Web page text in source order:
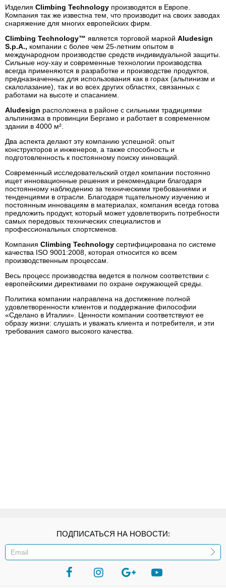
Изделия Climbing Technology производятся в Европе.
Компания так же известна тем, что производит на своих заводах
снаряжение для многих европейских фирм.
Climbing Technology™ является торговой маркой Aludesign
S.p.A., компании с более чем 25-летним опытом в
международном производстве средств индивидуальной защиты.
Сильные ноу-хау и современные технологии производства
всегда применяются в разработке и производстве продуктов,
предназначенных для использования как в горах (альпинизм и
скалолазание), так и во всех других областях, связанных с
работами на высоте и спасанием.
Aludesign расположена в районе с сильными традициями
альпинизма в провинции Бергамо и работает в современном
здании в 4000 м².
Два аспекта делают эту компанию успешной: опыт
конструкторов и инженеров, а также способность и
подготовленность к постоянному поиску инноваций.
Современный исследовательский отдел компании постоянно
ищет инновационные решения и рекомендации благодаря
постоянному наблюдению за техническими требованиями и
тенденциями в отрасли. Благодаря тщательному изучению и
постоянным инновациям в материалах, компания всегда готова
предложить продукт, который может удовлетворить потребности
самых передовых технических специалистов и
профессиональных спортсменов.
Компания Climbing Technology сертифицирована по системе
качества ISO 9001:2008, которая относится ко всем
производственным процессам.
Весь процесс производства ведется в полном соответствии с
европейскими директивами по охране окружающей среды.
Политика компании направлена на достижение полной
удовлетворенности клиентов и поддержание философии
«Сделано в Италии». Ценности компании соответствуют ее
образу жизни: слушать и уважать клиента и потребителя, и эти
требования самого высокого качества.
ПОДПИСАТЬСЯ НА НОВОСТИ: